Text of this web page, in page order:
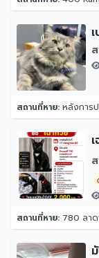
สถานที่หาย: หลังการ
สถานที่หาย: 780 ลาด